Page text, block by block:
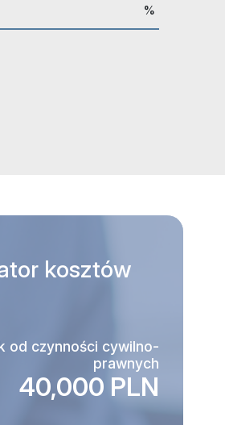
%
kosztów
od czynności cywilno-
prawnych
40,000 PLN